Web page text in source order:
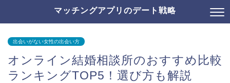
マッチングアプリのデート戦略
出会いがない女性の出会い方
オンライン結婚相談所のおすすめ比較
ランキングTOP5！選び方も解説